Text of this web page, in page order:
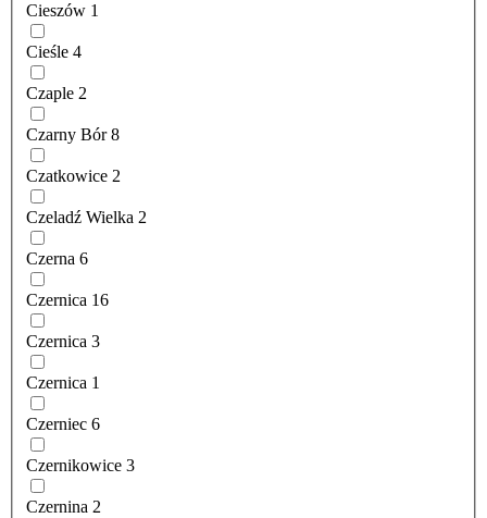
Cieszów 1
Cieśle 4
Czaple 2
Czarny Bór 8
Czatkowice 2
Czeladź Wielka 2
Czerna 6
Czernica 16
Czernica 3
Czernica 1
Czerniec 6
Czernikowice 3
Czernina 2